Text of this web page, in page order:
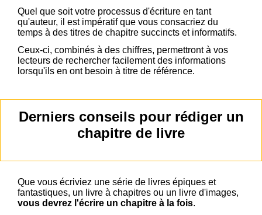
Quel que soit votre processus d'écriture en tant
qu'auteur, il est impératif que vous consacriez du
temps à des titres de chapitre succincts et informatifs.
Ceux-ci, combinés à des chiffres, permettront à vos
lecteurs de rechercher facilement des informations
lorsqu'ils en ont besoin à titre de référence.
Derniers conseils pour rédiger un
chapitre de livre
Que vous écriviez une série de livres épiques et
fantastiques, un livre à chapitres ou un livre d'images,
vous devrez l'écrire un chapitre à la fois.